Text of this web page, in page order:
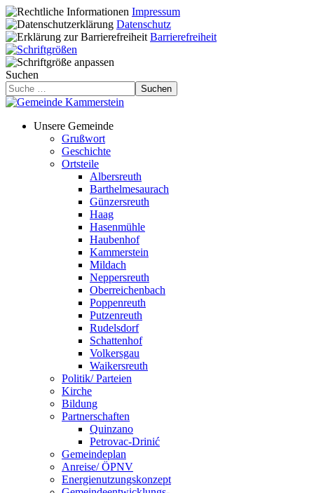
Impressum
Datenschutz
Barrierefreiheit
Suchen
Suchen
Unsere Gemeinde
Grußwort
Geschichte
Ortsteile
Albersreuth
Barthelmesaurach
Günzersreuth
Haag
Hasenmühle
Haubenhof
Kammerstein
Mildach
Neppersreuth
Oberreichenbach
Poppenreuth
Putzenreuth
Rudelsdorf
Schattenhof
Volkersgau
Waikersreuth
Politik/ Parteien
Kirche
Bildung
Partnerschaften
Quinzano
Petrovac-Drinić
Gemeindeplan
Anreise/ ÖPNV
Energienutzungskonzept